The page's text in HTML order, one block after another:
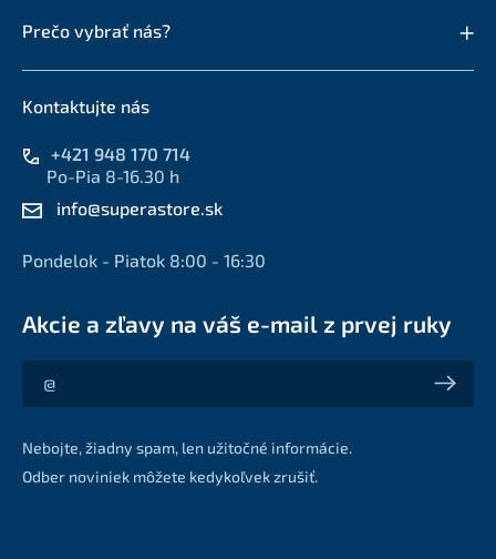
Prečo vybrať nás?
Kontaktujte nás
+421 948 170 714
Po-Pia 8-16.30 h
info@superastore.sk
Pondelok - Piatok 8:00 - 16:30
Akcie a zľavy na váš e-mail z prvej ruky
Akcie a zľavy na váš e-mail z prvej ruky
Nebojte, žiadny spam, len užitočné informácie.
Odber noviniek môžete kedykoľvek zrušiť.